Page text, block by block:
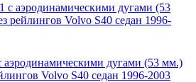
дугами (53 мм.)
Volvo S40 седан 1996-2003